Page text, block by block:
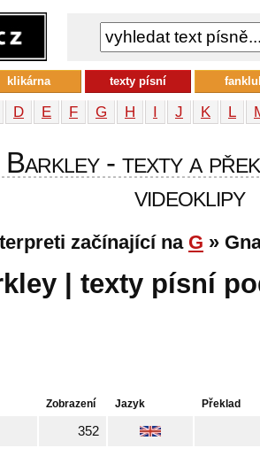
D E F G H I J K L
- texty a
videoklipy
začínající na G »
| texty písní
Zobrazení Jazyk Překlad
352
klikárna texty písní